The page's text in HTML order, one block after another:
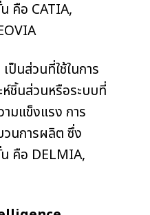
คือ CATIA,
เป็นส่วนที่ใช้ในการ
ห์ชิ้นส่วนหรือระบบที่
ามแข็งแรง การ
วนการผลิต ซึ่ง
คือ DELMIA,